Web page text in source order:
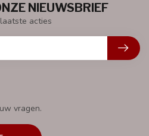
vragen.
NIEUWSBRIEF
acties